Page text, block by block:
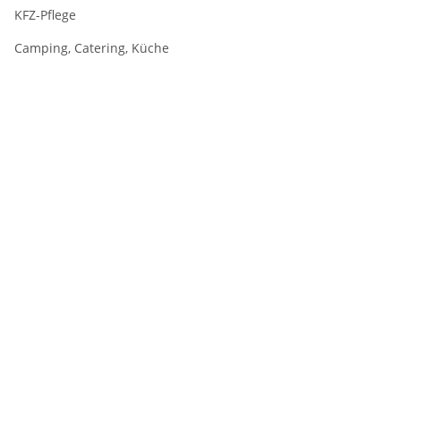
KFZ-Pflege
Camping, Catering, Küche